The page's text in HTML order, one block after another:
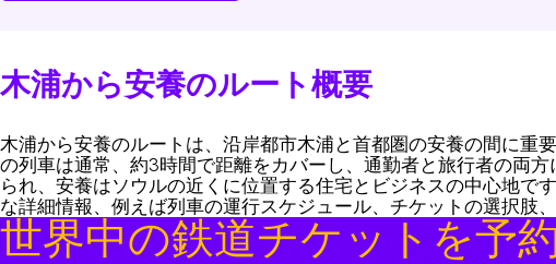
木浦から安養のルート概要
木浦から安養のルートは、沿岸都市木浦と首都圏の安養の間に重
の列車は通常、約3時間で距離をカバーし、通勤者と旅行者の両
られ、安養はソウルの近くに位置する住宅とビジネスの中心地
な詳細情報、例えば列車の運行スケジュール、チケットの選択肢
世界中の鉄道チケットを予